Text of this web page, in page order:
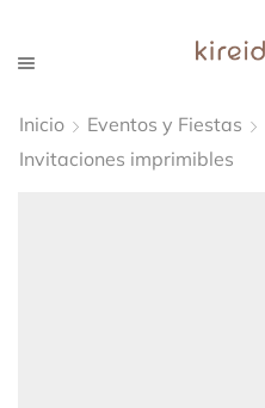
Inicio Eventos y Fiestas
Invitaciones imprimibles